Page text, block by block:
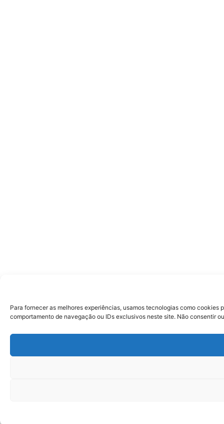
Para fornecer as melhores experiências, usamos tecnologias como
comportamento de navegação ou IDs exclusivos neste site. Não consentir